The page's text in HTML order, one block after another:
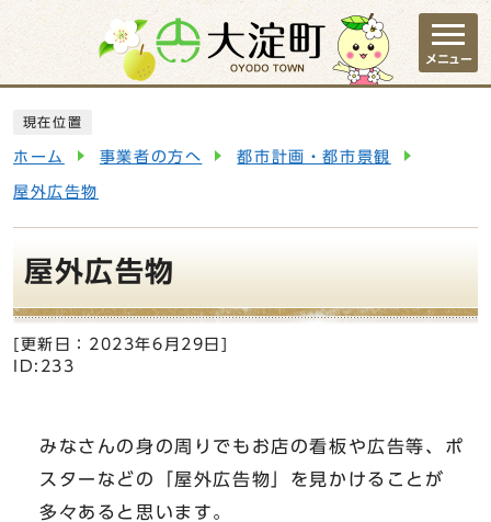
ページの先頭です
メニュー
現在位置
ホーム 事業者の方へ 都市計画・都市景観
屋外広告物
屋外広告物
[更新日： 2023年6月29日
ID:233
みなさんの身の周りでもお店の看板や広告等、ポ
スターなどの「屋外広告物」を見かけることが
多々あると思います。